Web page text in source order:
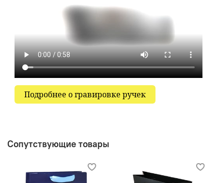
Подробнее о гравировке ручек
Сопутствующие товары